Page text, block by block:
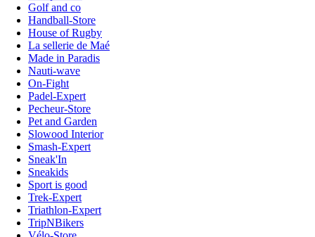
Golf and co
Handball-Store
House of Rugby
La sellerie de Maé
Made in Paradis
Nauti-wave
On-Fight
Padel-Expert
Pecheur-Store
Pet and Garden
Slowood Interior
Smash-Expert
Sneak'In
Sneakids
Sport is good
Trek-Expert
Triathlon-Expert
TripNBikers